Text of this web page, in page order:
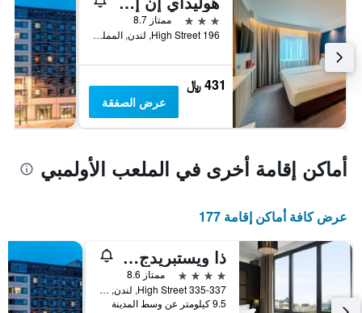
3 نجوم
ممتاز 8.7
196 High Street, لندن, المملكة المتحدة
431 ﷼
عرض الصفقة
أماكن إقامة أخرى في الملعب الأولمبي
عرض كافة أماكن إقامة 177
ذا ويستبريدج هوتل
4 نجوم
ممتاز 8.6
335-337 High Street, لندن, المملكة المتحدة
9.5 كيلومتر عن وسط المدينة